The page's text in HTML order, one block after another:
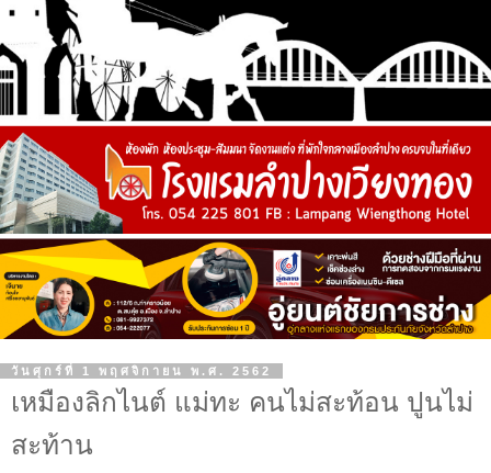
วันศุกร์ที่ 1 พฤศจิกายน พ.ศ. 2562
เหมืองลิกไนต์ แม่ทะ คนไม่สะท้อน ปูนไม่
สะท้าน